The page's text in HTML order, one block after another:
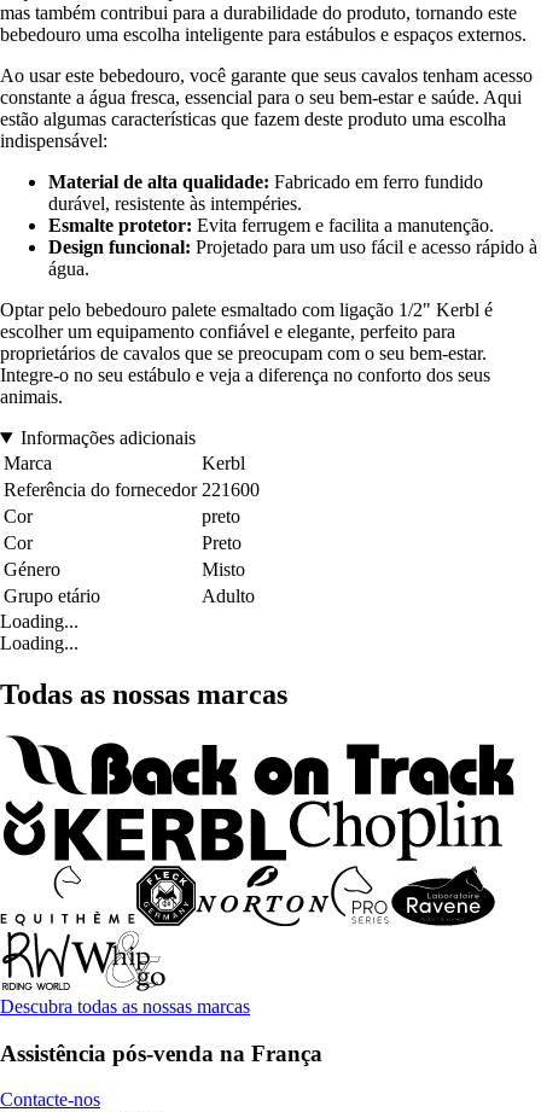
mas também contribui para a durabilidade do produto, tornando este
bebedouro uma escolha inteligente para estábulos e espaços externos.
Ao usar este bebedouro, você garante que seus cavalos tenham acesso
constante a água fresca, essencial para o seu bem-estar e saúde. Aqui
estão algumas características que fazem deste produto uma escolha
indispensável:
Material de alta qualidade: Fabricado em ferro fundido
durável, resistente às intempéries.
Esmalte protetor: Evita ferrugem e facilita a manutenção.
Design funcional: Projetado para um uso fácil e acesso rápido à
água.
Optar pelo bebedouro palete esmaltado com ligação 1/2" Kerbl é
escolher um equipamento confiável e elegante, perfeito para
proprietários de cavalos que se preocupam com o seu bem-estar.
Integre-o no seu estábulo e veja a diferença no conforto dos seus
animais.
Informações adicionais
Marca
Kerbl
Referência do fornecedor 221600
Cor
preto
Cor
Preto
Género
Misto
Grupo etário
Adulto
Loading...
Loading...
Todas as nossas marcas
Descubra todas as nossas marcas
Assistência pós-venda na França
Contacte-nos